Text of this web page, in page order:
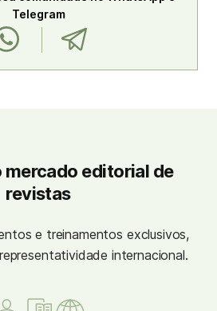
Telegram
mercado editorial de
revistas
e treinamentos exclusivos,
internacional.